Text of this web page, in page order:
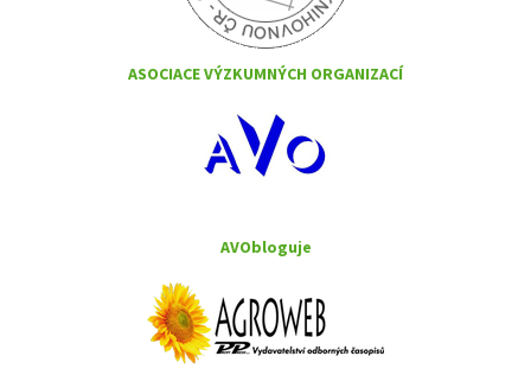
ASOCIACE VÝZKUMNÝCH ORGANIZACÍ
AVObloguje